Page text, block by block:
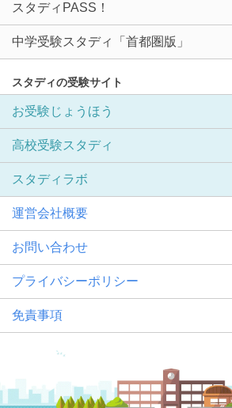
スタディPASS！
中学受験スタディ「首都圏版」
スタディの受験サイト
お受験じょうほう
高校受験スタディ
スタディラボ
運営会社概要
お問い合わせ
プライバシーポリシー
免責事項